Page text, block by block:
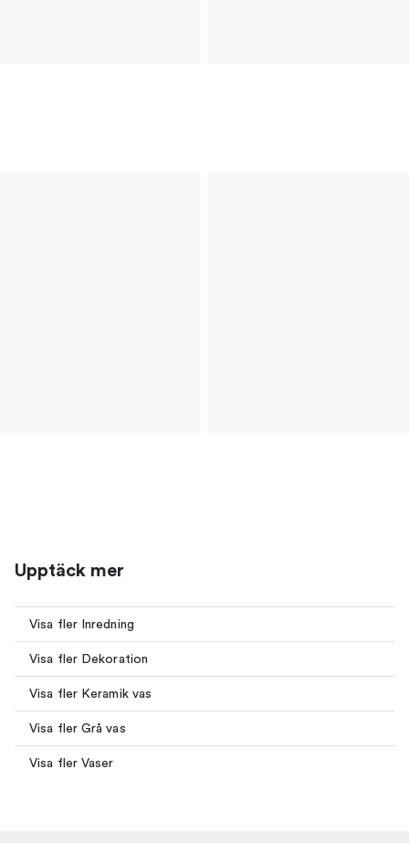
Upptäck mer
Visa fler Inredning
Visa fler Dekoration
Visa fler Keramik vas
Visa fler Grå vas
Visa fler Vaser